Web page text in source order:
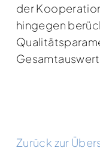
der
hingegen
Zurück zur